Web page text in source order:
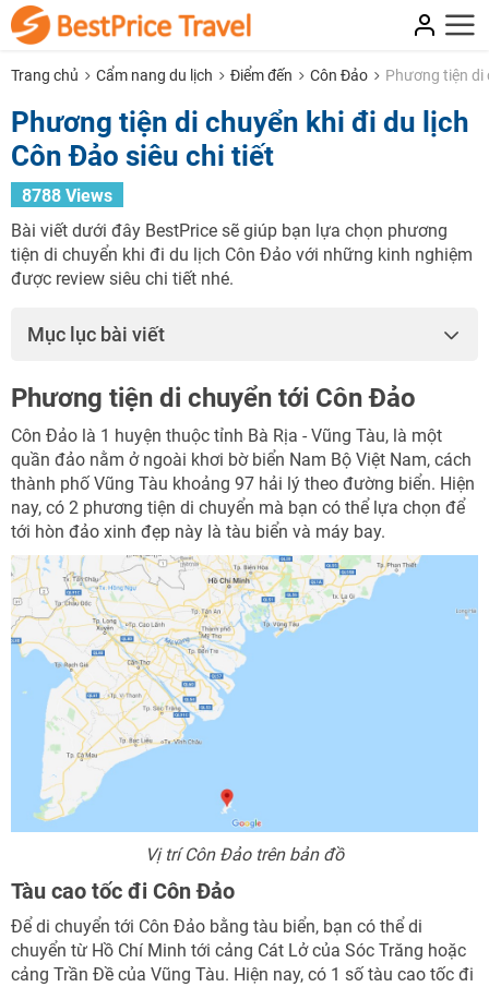
Trang chủ Cẩm nang du lịch Điểm đến Côn Đảo Phương tiện di
Phương tiện di chuyển khi đi du lịch
Côn Đảo siêu chi tiết
8788 Views
Bài viết dưới đây BestPrice sẽ giúp bạn lựa chọn phương
tiện di chuyển khi đi du lịch Côn Đảo với những kinh nghiệm
được review siêu chi tiết nhé.
Mục lục bài viết
Phương tiện di chuyển tới Côn Đảo
Côn Đảo là 1 huyện thuộc tỉnh Bà Rịa - Vũng Tàu, là một
quần đảo nằm ở ngoài khơi bờ biển Nam Bộ Việt Nam, cách
thành phố Vũng Tàu khoảng 97 hải lý theo đường biển. Hiện
nay, có 2 phương tiện di chuyển mà bạn có thể lựa chọn để
tới hòn đảo xinh đẹp này là tàu biển và máy bay.
Vị trí Côn Đảo trên bản đồ
Tàu cao tốc đi Côn Đảo
Để di chuyển tới Côn Đảo bằng tàu biển, bạn có thể di
chuyển từ Hồ Chí Minh tới cảng Cát Lở của Sóc Trăng hoặc
cảng Trần Đề của Vũng Tàu. Hiện nay, có 1 số tàu cao tốc đi
NHẬN ƯU ĐÃI NGAY